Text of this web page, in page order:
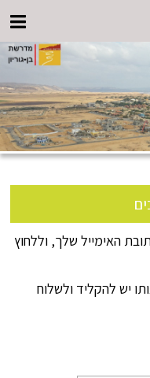
האימייל שלך, וללחוץ
יש להקליד ולשלוח